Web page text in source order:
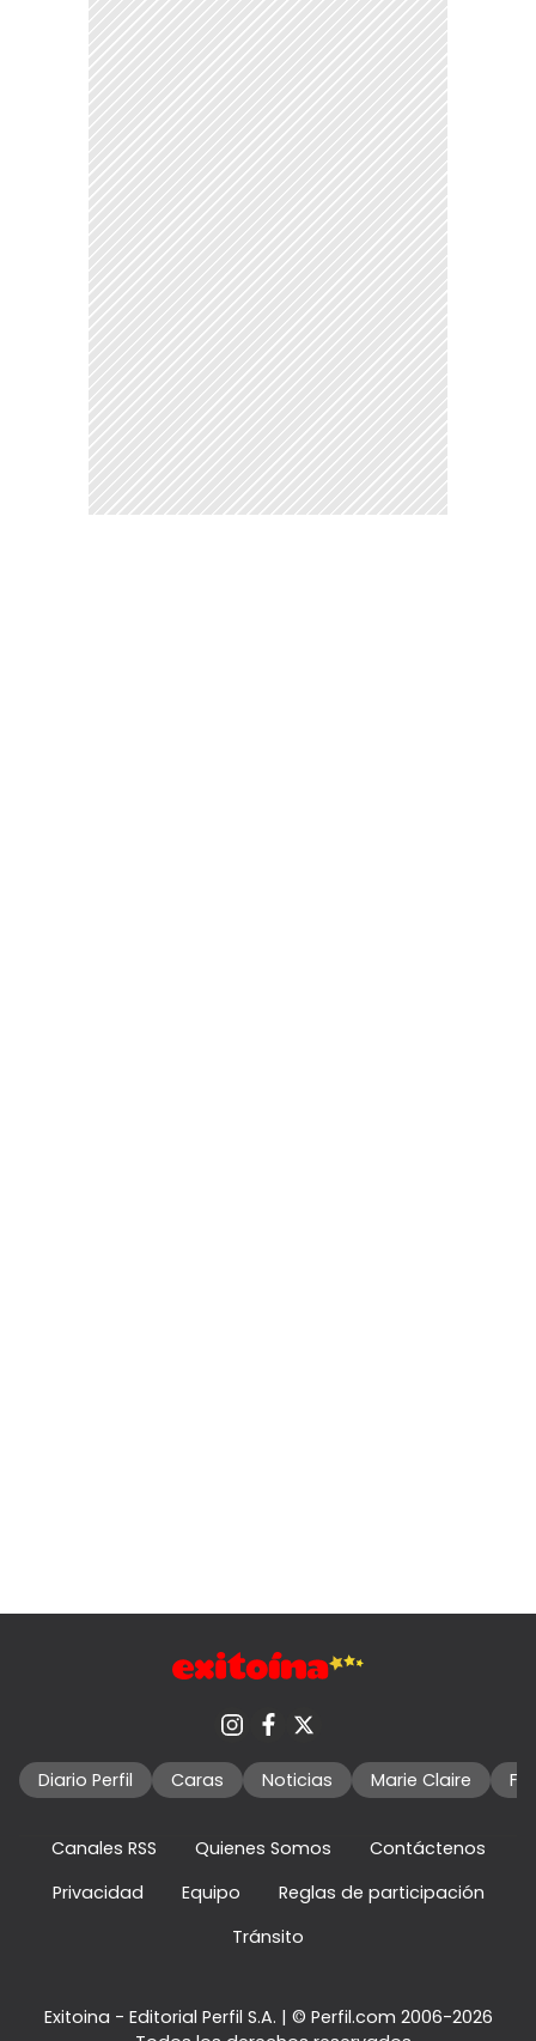
Diario Perfil Caras Noticias Marie Claire
Canales RSS Quienes Somos
Contáctenos
Privacidad
Equipo
Reglas de participación
Tránsito
Exitoina - Editorial Perfil S.A. | © Perfil.com 2006-2026